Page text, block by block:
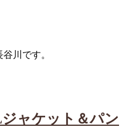
川です。
ャケット＆パン